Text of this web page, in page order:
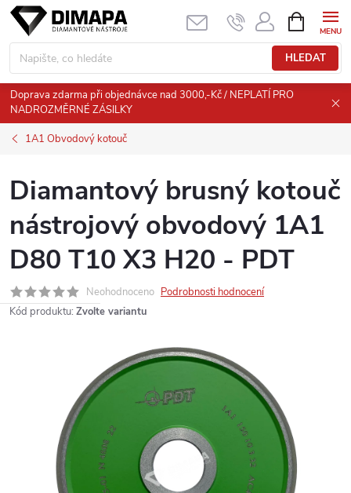
Přejít
obsah
HLEDAT
NÁKUPNÍ
KOŠÍK
Doprava zdarma při objednávce nad 3000,-Kč / NEPLATÍ PRO
NADROZMĚRNÉ ZÁSILKY
1A1 Obvodový kotouč
Diamantový brusný kotouč
nástrojový obvodový 1A1
D80 T10 X3 H20 - PDT
Neohodnoceno Podrobnosti hodnocení
Kód produktu: Zvolte variantu